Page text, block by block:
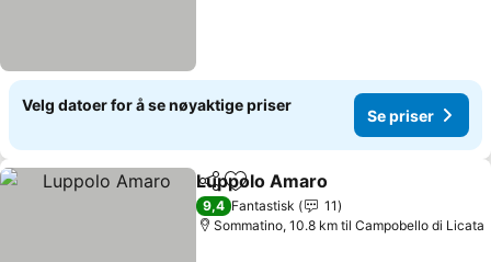
Velg datoer for å se nøyaktige priser
Se priser
Del Legg til i favoritter
Luppolo Amaro
9,4 Fantastisk
11
Sommatino, 10.8 km til Campobello di Licata